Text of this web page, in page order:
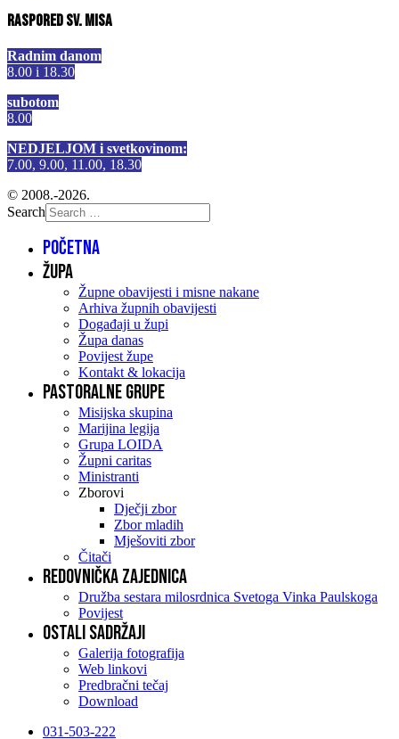
Raspored sv. misa
Radnim danom
8.00 i 18.30
subotom
8.00
NEDJELJOM i svetkovinom:
7.00, 9.00, 11.00, 18.30
© 2008.-2026.
Search
Početna
Župa
Župne obavijesti i misne nakane
Arhiva župnih obavijesti
Događaji u župi
Župa danas
Povijest župe
Kontakt & lokacija
Pastoralne grupe
Misijska skupina
Marijina legija
Grupa LOIDA
Župni caritas
Ministranti
Zborovi
Dječji zbor
Zbor mladih
Mješoviti zbor
Čitači
Redovnička zajednica
Družba sestara milosrdnica Svetoga Vinka Paulskoga
Povijest
Ostali sadržaji
Galerija fotografija
Web linkovi
Predbračni tečaj
Download
031-503-222